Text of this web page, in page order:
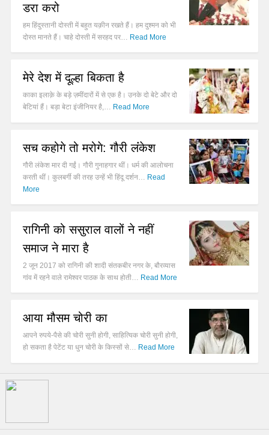
डरा करो
हम हिंदुस्तानी दोस्ती में बहुत यक़ीन रखते हैं। हम दुश्मन को भी
दोस्त मानते हैं। चाहे दोस्ती में सरहद पर… Read More
मेरे देश में दूल्हा बिकता है
काका इलाक़े के बड़े ज़मींदारों में से एक है। उनके दो बेटे और दो
बेटियां हैं। बड़ा बेटा इंजीनियर है,… Read More
सच कहोगे तो मरोगे: गौरी लंंकेश
गौरी लंकेश मार दी गईं। गौरी गुनाहगार थीं। धर्म की आलोचना
करती थीं। कुलबर्गी की तरह उन्हें भी हिंदू दर्शन… Read
More
रागिनी को ससुराल वालों ने नहीं
समाज ने मारा है
2 जून 2017 को रागिनी की शादी संतकबीर नगर के, बौरव्यास
गांव में रहने वाले रामेश्वर पाठक के साथ होती… Read More
आया मौसम चोरी का
आपने रुपये-पैसे की चोरी सुनी होगी, साहित्यिक चोरी सुनी होगी,
हो सकता है पेटेंट या धुन चोरी के किस्सों से… Read More